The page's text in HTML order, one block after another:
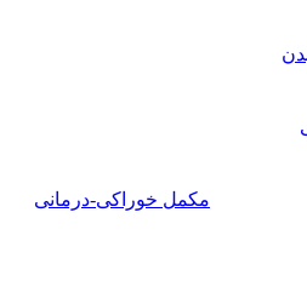
مکمل خوراکی-درمانی